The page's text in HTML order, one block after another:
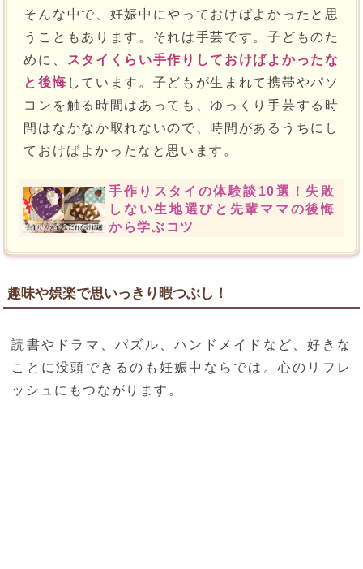
そんな中で、妊娠中にやっておけばよかったと思
うこともあります。それは手芸です。子どものた
めに、
スタイくらい手作りしておけばよかったな
と後悔 しています。子どもが生まれて携帯やパソ
コンを触る時間はあっても、ゆっくり手芸する時
間はなかなか取れないので、時間があるうちにし
ておけばよかったなと思います。
手作りスタイの体験談10選！失敗
しない生地選びと先輩ママの後悔
から学ぶコツ
趣味や娯楽で思いっきり暇つぶし！
読書やドラマ、パズル、ハンドメイドなど、好きな
ことに没頭できるのも妊娠中ならでは。心のリフレ
ッシュにもつながります。